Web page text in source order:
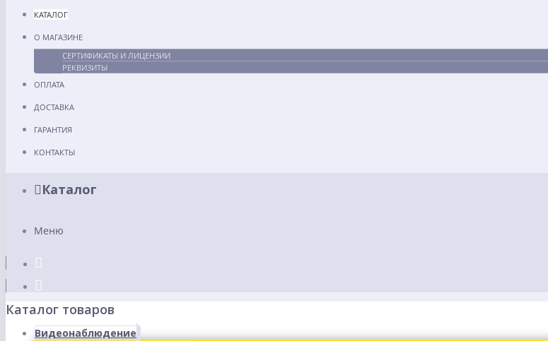
КАТАЛОГ
О МАГАЗИНЕ
СЕРТИФИКАТЫ И ЛИЦЕНЗИИ
РЕКВИЗИТЫ
ОПЛАТА
ДОСТАВКА
ГАРАНТИЯ
КОНТАКТЫ
Каталог
Меню
Каталог товаров
Видеонаблюдение